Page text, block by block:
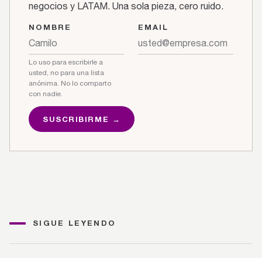
negocios y LATAM. Una sola pieza, cero ruido.
NOMBRE
Lo uso para escribirle a
usted, no para una lista
anónima. No lo comparto
con nadie.
EMAIL
SUSCRIBIRME →
SIGUE LEYENDO